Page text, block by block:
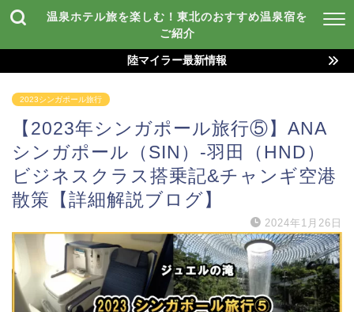
温泉ホテル旅を楽しむ！東北のおすすめ温泉宿を
ご紹介
陸マイラー最新情報
2023シンガポール旅行
【2023年シンガポール旅行⑤】ANA
シンガポール（SIN）-羽田（HND）
ビジネスクラス搭乗記&チャンギ空港
散策【詳細解説ブログ】
2024年1月26日